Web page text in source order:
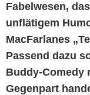
Fabelwesen,
unflätigem
MacFarlanes
Passend dazu
Buddy-Comedy
Gegenpart